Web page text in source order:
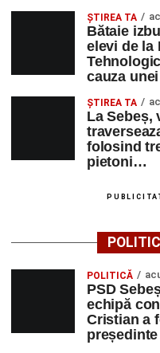
ŞTIREA TA
Bătaie
elevi de la
cauza
ŞTIREA TA
La Sebeș,
folosind
pietoni…
POLITICĂ
PSD
echipă
Cristian a